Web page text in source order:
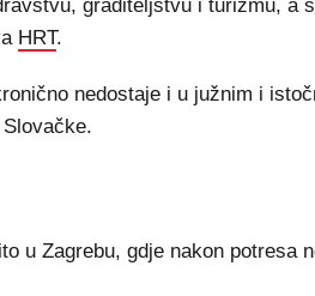
graditeljstvu i turizmu, a
HRT.
nedostaje i u južnim i
u Zagrebu, gdje nakon potresa